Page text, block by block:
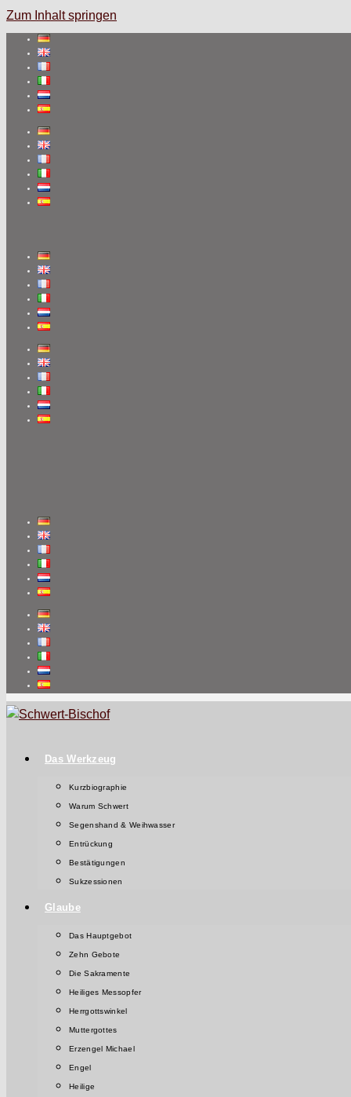
Zum Inhalt springen
Das Werkzeug
Kurzbiographie
Warum Schwert
Segenshand & Weihwasser
Entrückung
Bestätigungen
Sukzessionen
Glaube
Das Hauptgebot
Zehn Gebote
Die Sakramente
Heiliges Messopfer
Herrgottswinkel
Muttergottes
Erzengel Michael
Engel
Heilige